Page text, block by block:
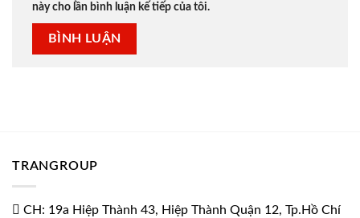
này cho lần bình luận kế tiếp của tôi.
TRANGROUP
CH: 19a Hiệp Thành 43, Hiệp Thành Quận 12, Tp.Hồ Chí